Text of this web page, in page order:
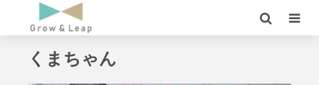
くまちゃん